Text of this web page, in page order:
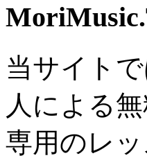
当サイト
人による
専用のレ